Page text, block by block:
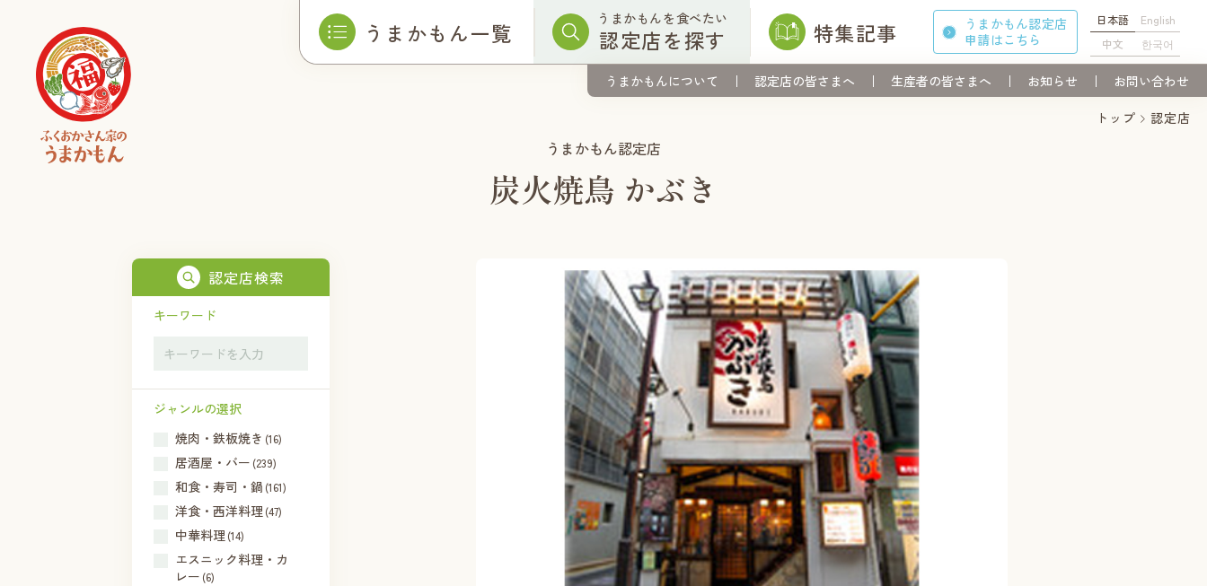
うまかもん一覧 うまかもんを食べたい
認定店を探す 特集記事
うまかもん認定店
申請はこちら
日本語
English
中文
한국어
うまかもんについて 認定店の皆さまへ 生産者の皆さまへ お知らせ お問い合わせ
トップ 認定店
うまかもん認定店
炭火焼鳥 かぶき
認定店検索
キーワード
ジャンルの選択
焼肉・鉄板焼き (16)
居酒屋・バー (239)
和食・寿司・鍋 (161)
洋食・西洋料理 (47)
中華料理 (14)
エスニック料理・カ
レー (6)